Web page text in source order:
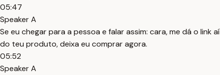
05:47
Speaker A
Se eu chegar para a pessoa e falar assim: cara, me dá o link aí
do teu produto, deixa eu comprar agora.
05:52
Speaker A